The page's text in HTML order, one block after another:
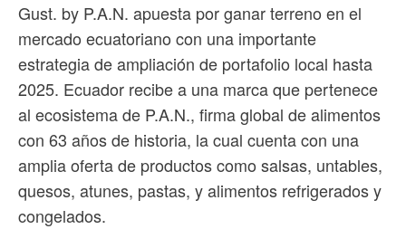
Gust. by P.A.N. apuesta por ganar terreno en el
mercado ecuatoriano con una importante
estrategia de ampliación de portafolio local hasta
2025. Ecuador recibe a una marca que pertenece
al ecosistema de P.A.N., firma global de alimentos
con 63 años de historia, la cual cuenta con una
amplia oferta de productos como salsas, untables,
quesos, atunes, pastas, y alimentos refrigerados y
congelados.